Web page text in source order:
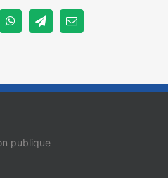
WhatsAppTelegramEmail
publique